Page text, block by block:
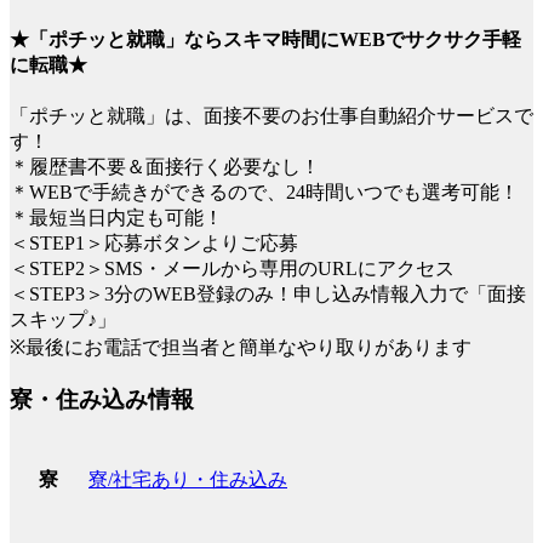
★「ポチッと就職」ならスキマ時間にWEBでサクサク手軽
に転職★
「ポチッと就職」は、面接不要のお仕事自動紹介サービスで
す！
＊履歴書不要＆面接行く必要なし！
＊WEBで手続きができるので、24時間いつでも選考可能！
＊最短当日内定も可能！
＜STEP1＞応募ボタンよりご応募
＜STEP2＞SMS・メールから専用のURLにアクセス
＜STEP3＞3分のWEB登録のみ！申し込み情報入力で「面接
スキップ♪」
※最後にお電話で担当者と簡単なやり取りがあります
寮・住み込み情報
寮 寮/社宅あり・住み込み